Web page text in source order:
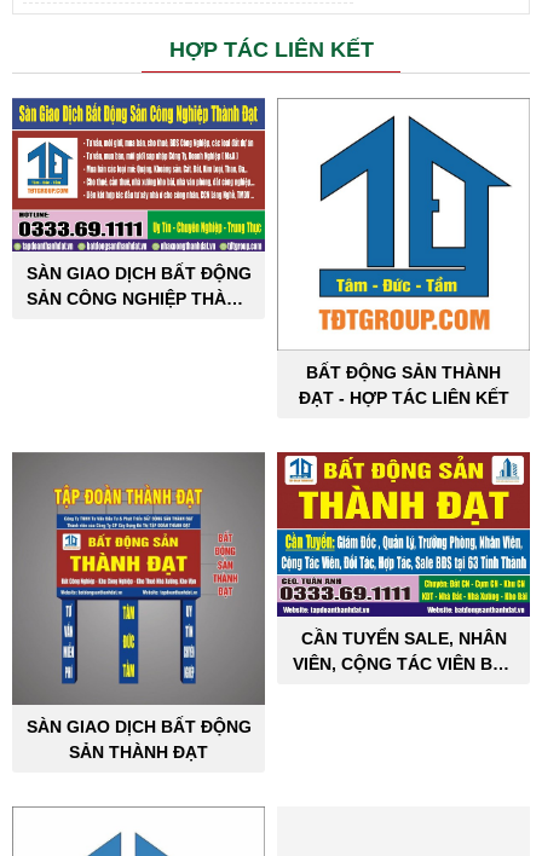
HỢP TÁC LIÊN KẾT
SÀN GIAO DỊCH BẤT ĐỘNG
SẢN CÔNG NGHIỆP THÀNH
BẤT ĐỘNG SẢN THÀNH
ĐẠT - HỢP TÁC LIÊN KẾT
SÀN GIAO DỊCH BẤT ĐỘNG
SẢN THÀNH ĐẠT
CẦN TUYỂN SALE, NHÂN
VIÊN, CỘNG TÁC VIÊN BẤT